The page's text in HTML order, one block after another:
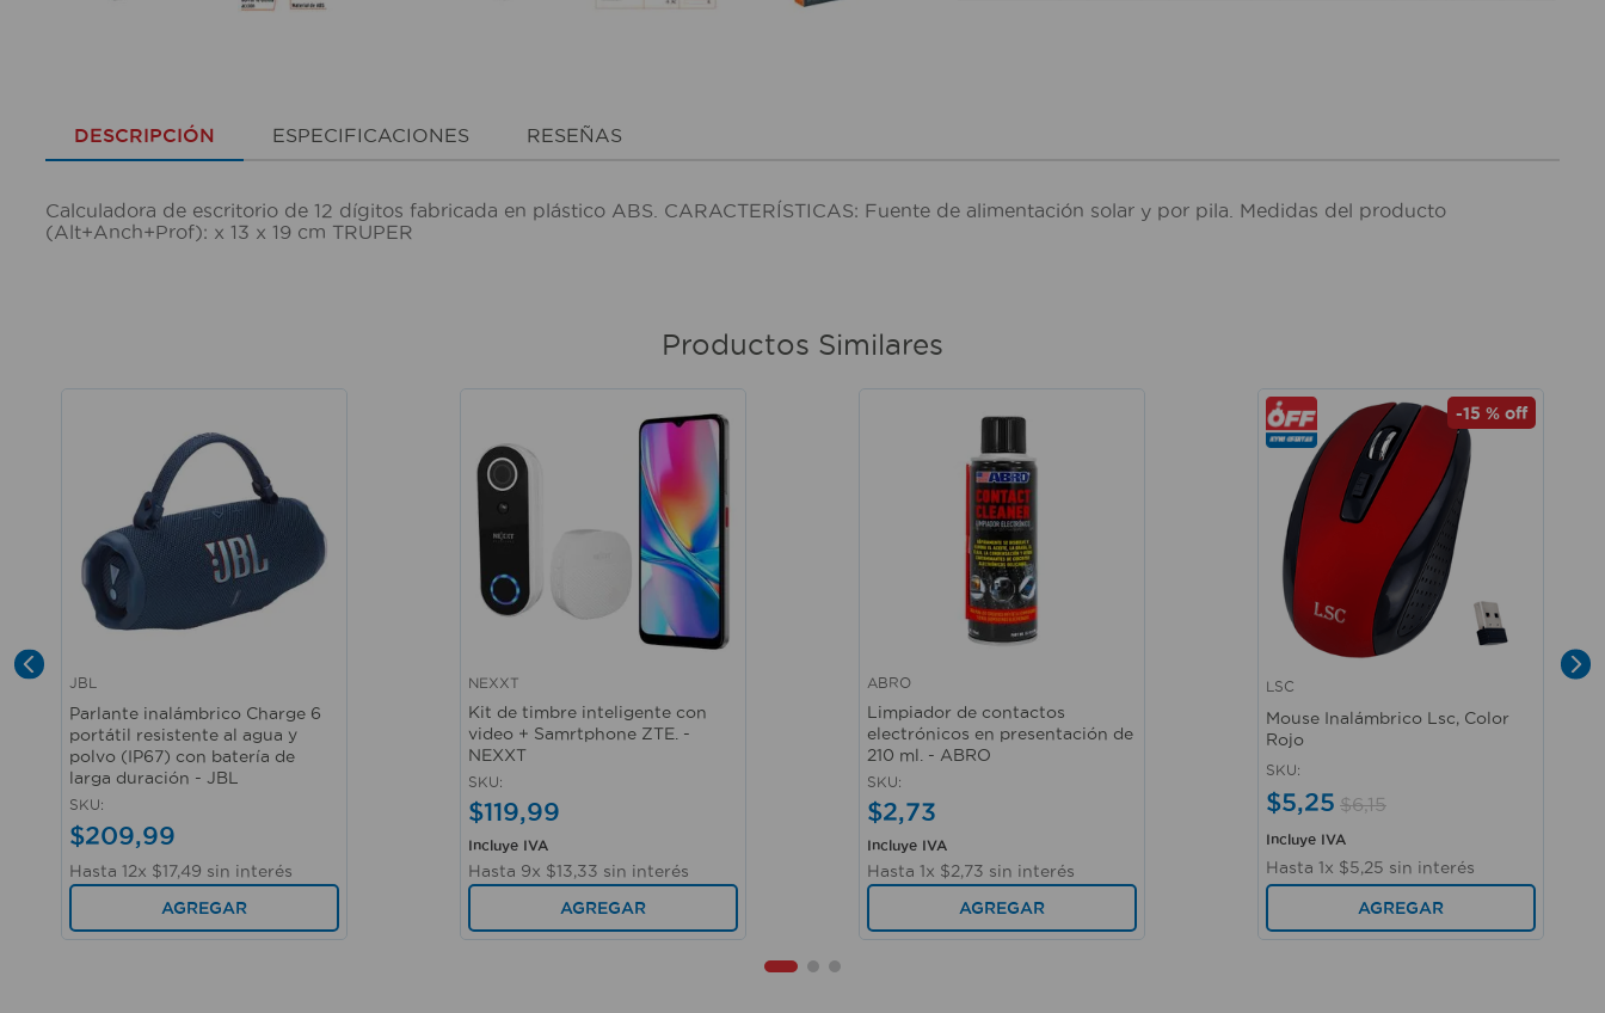
DESCRIPCIÓN ESPECIFICACIONES RESEÑAS
Calculadora de escritorio de 12 dígitos fabricada en plástico ABS. CARACTERÍSTICAS: Fuente de alimentación solar y por pila. Medidas del producto
(Alt+Anch+Prof): x 13 x 19 cm TRUPER
Productos Similares
JBL
Parlante inalámbrico Charge 6
portátil resistente al agua y
polvo (IP67) con batería de
larga duración - JBL
SKU:
$209,99
Hasta 12x $17,49 sin interés
AGREGAR
NEXXT
Kit de timbre inteligente con
video + Samrtphone ZTE. -
NEXXT
SKU:
$119,99
Incluye IVA
Hasta 9x $13,33 sin interés
AGREGAR
ABRO
Limpiador de contactos
electrónicos en presentación de
210 ml. - ABRO
SKU:
$2,73
Incluye IVA
Hasta 1x $2,73 sin interés
AGREGAR
-15 % off
Vista rápida
LSC
Mouse Inalámbrico Lsc, Color
Rojo
SKU:
$5,25 $6,15
Incluye IVA
Hasta 1x $5,25 sin interés
AGREGAR